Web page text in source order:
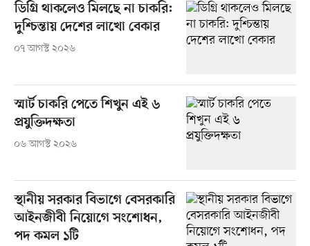
ডিগ্রি থাকলেও মিলছে না চাকরি:
দুশ্চিন্তায় দেশের লাখো বেকার
০৭ আগস্ট ২০২৬
স্মার্ট চাকরি পেতে শিখুন এই ৬
প্রযুক্তিদক্ষতা
০৬ আগস্ট ২০২৬
স্থানীয় সরকার বিভাগে বেসরকারি
আইনজীবী নিয়োগে সংশোধন,
পদ কমল ১টি